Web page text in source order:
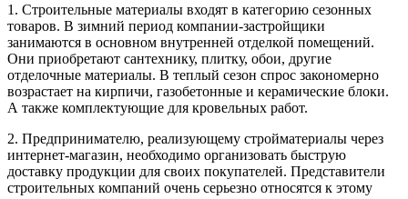
1. Строительные материалы входят в категорию сезонных
товаров. В зимний период компании-застройщики
занимаются в основном внутренней отделкой помещений.
Они приобретают сантехнику, плитку, обои, другие
отделочные материалы. В теплый сезон спрос закономерно
возрастает на кирпичи, газобетонные и керамические блоки.
А также комплектующие для кровельных работ.
2. Предпринимателю, реализующему стройматериалы через
интернет-магазин, необходимо организовать быструю
доставку продукции для своих покупателей. Представители
строительных компаний очень серьезно относятся к этому